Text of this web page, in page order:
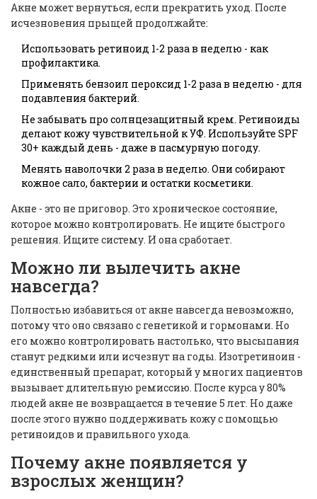
Акне может вернуться, если прекратить уход. После
исчезновения прыщей продолжайте:
Использовать ретиноид 1-2 раза в неделю - как
профилактика.
Применять бензоил пероксид 1-2 раза в неделю - для
подавления бактерий.
Не забывать про солнцезащитный крем. Ретиноиды
делают кожу чувствительной к УФ. Используйте SPF
30+ каждый день - даже в пасмурную погоду.
Менять наволочки 2 раза в неделю. Они собирают
кожное сало, бактерии и остатки косметики.
Акне - это не приговор. Это хроническое состояние,
которое можно контролировать. Не ищите быстрого
решения. Ищите систему. И она сработает.
Можно ли вылечить акне
навсегда?
Полностью избавиться от акне навсегда невозможно,
потому что оно связано с генетикой и гормонами. Но
его можно контролировать настолько, что высыпания
станут редкими или исчезнут на годы. Изотретиноин -
единственный препарат, который у многих пациентов
вызывает длительную ремиссию. После курса у 80%
людей акне не возвращается в течение 5 лет. Но даже
после этого нужно поддерживать кожу с помощью
ретиноидов и правильного ухода.
Почему акне появляется у
взрослых женщин?